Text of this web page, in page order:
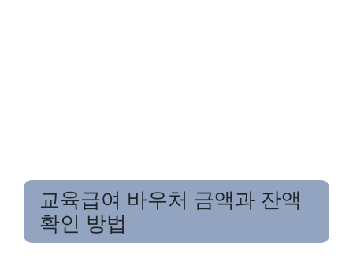
교육급여 바우처 금액과 잔액
확인 방법